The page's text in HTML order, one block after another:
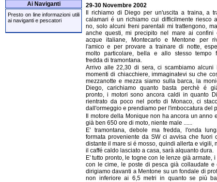
Ai Naviganti
Presto on line informazioni utili
ai naviganti e pescatori
29-30 Novembre 2002
Il richiamo di Diego per un'uscita a traina, a
calamari é un richiamo cui difficilmente riesco
no, solo alcuni freni parentali mi trattengono,
anche questi, mi precipito nel mare ai confini
acque italiane, Montecarlo e Mentone per
l'amico e per provare a trainare di notte,
molto particolare, bella e allo stesso tempo
fredda di tramontana.
Arrivo alle 22,30 di sera, ci scambiamo alcuni
momenti di chiacchiere, immaginatevi su che
mezzanotte e mezza siamo sulla barca, la
Diego, carichiamo quanto basta perchè é
pronto, i motori sono ancora caldi in quanto
rientrato da poco nel porto di Monaco, ci
dall'ormeggio e prendiamo per l'imboccatura del
Il motore della Monique non ha ancora un anno
già ben 650 ore di moto, niente male ......
E' tramontana, debole ma fredda, l'onda
formata proveniente da SW ci avvisa che fuori
distante il mare si é mosso, quindi allerta e vigili,
il caffé caldo lasciato a casa, sarà alquanto dura.
E' tutto pronto, le togne con le lenze già armate, i
con le cime, le poste di pesca già collaudate e
dirigiamo davanti a Mentone su un fondale di
non inferiore ai 6,5 metri in quanto se più